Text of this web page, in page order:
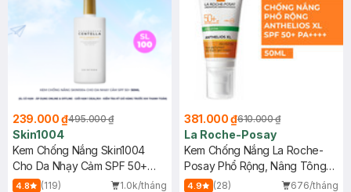
239.000 ₫495.000 ₫
Skin1004
Kem Chống Nắng Skin1004
Cho Da Nhạy Cảm SPF 50+
50ml
4.8 (119)
1.0k/tháng
381.000 ₫610.000 ₫
La Roche-Posay
Kem Chống Nắng La Roche-
Posay Phổ Rộng, Nâng Tông
Kiềm Dầu 50ml
4.9 (28)
676/tháng